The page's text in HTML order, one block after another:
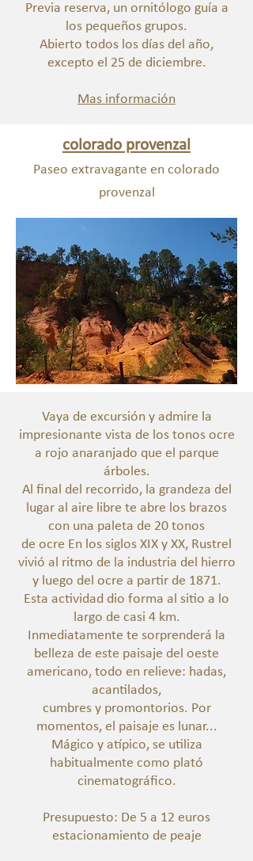
Previa reserva, un ornitólogo guía a
los pequeños grupos.
Abierto todos los días del año,
excepto el 25 de diciembre.
Mas información
colorado provenzal
Paseo extravagante en colorado
provenzal
Vaya de excursión y admire la
impresionante vista de los tonos ocre
a rojo anaranjado que el parque
árboles.
Al final del recorrido, la grandeza del
lugar al aire libre te abre los brazos
con una paleta de 20 tonos
de ocre En los siglos XIX y XX, Rustrel
vivió al ritmo de la industria del hierro
y luego del ocre a partir de 1871.
Esta actividad dio forma al sitio a lo
largo de casi 4 km.
Inmediatamente te sorprenderá la
belleza de este paisaje del oeste
americano, todo en relieve: hadas,
acantilados,
cumbres y promontorios. Por
momentos, el paisaje es lunar...
Mágico y atípico, se utiliza
habitualmente como plató
cinematográfico.
Presupuesto: De 5 a 12 euros
estacionamiento de peaje